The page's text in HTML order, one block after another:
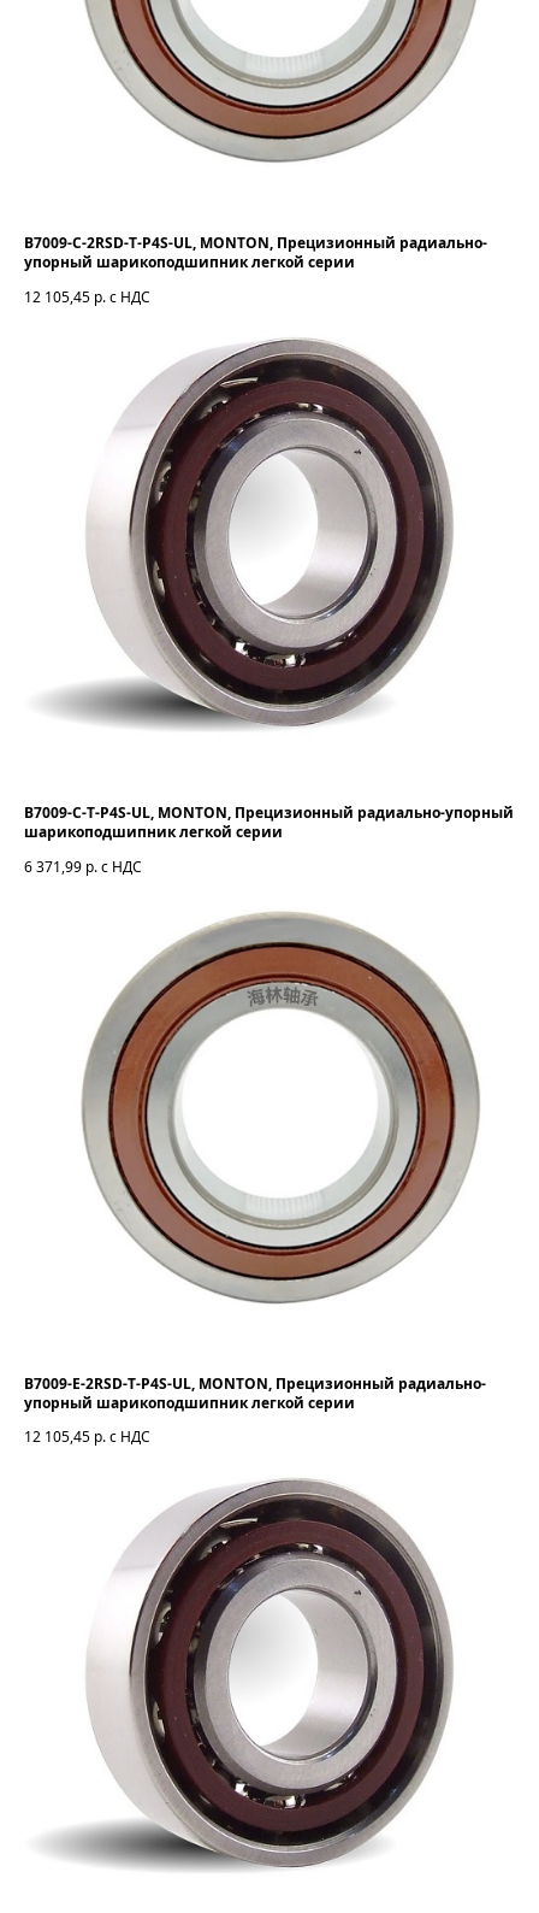
B7009-C-2RSD-T-P4S-UL, MONTON, Прецизионный радиально-
упорный шарикоподшипник легкой серии
12 105,45 р. с НДС
B7009-C-T-P4S-UL, MONTON, Прецизионный радиально-упорный
шарикоподшипник легкой серии
6 371,99 р. с НДС
B7009-E-2RSD-T-P4S-UL, MONTON, Прецизионный радиально-
упорный шарикоподшипник легкой серии
12 105,45 р. с НДС